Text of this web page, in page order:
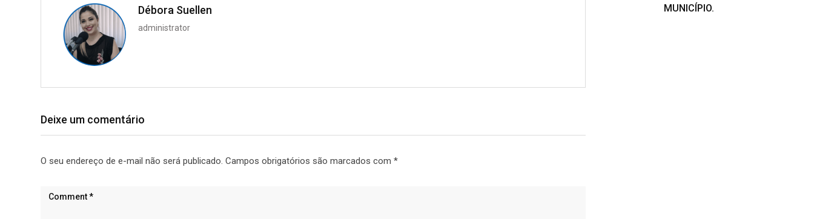
Débora Suellen
administrator
Deixe um comentário
O seu endereço de e-mail não será publicado. Campos obrigatórios são marcados com *
MUNICÍPIO.